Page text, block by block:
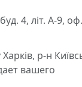
4, літ. А-9,
р-н
вашего